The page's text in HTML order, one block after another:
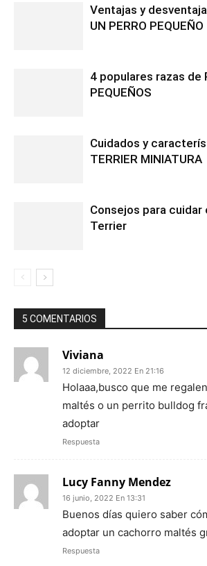
Ventajas y
UN PERRO PEQUEÑO
4 populares razas de
PEQUEÑOS
Cuidados y
TERRIER MINIATURA
Consejos para cuidar
Terrier
5 COMENTARIOS
Viviana
12 diciembre, 2022 En 21:16
Holaaa,busco que me
maltés o un perrito bulldog
adoptar
Respuesta
Lucy Fanny Mendez
16 junio, 2022 En 13:31
Buenos días quiero saber
adoptar un cachorro maltés
Respuesta